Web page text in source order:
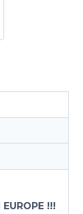
!!!